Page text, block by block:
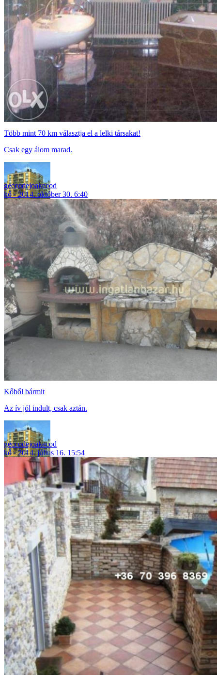
Több mint 70 km választja el a lelki társakat!
Csak egy álom marad.
geccodejoakecod
kő
2014. október 30. 6:40
Kőből bármit
Az ív jól indult, csak aztán.
geccodejoakecod
kő
2014. július 16. 15:54